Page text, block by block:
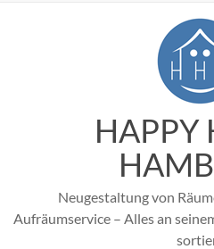
HAPPY
Neugestaltung von
Aufräumservice – Alles an